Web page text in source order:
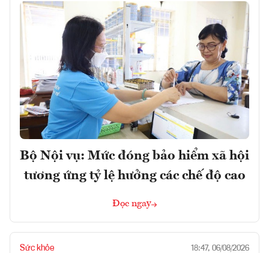
Bộ Nội vụ: Mức đóng bảo hiểm xã hội
tương ứng tỷ lệ hưởng các chế độ cao
Đọc ngay
Sức khỏe 18:47, 06/08/2026